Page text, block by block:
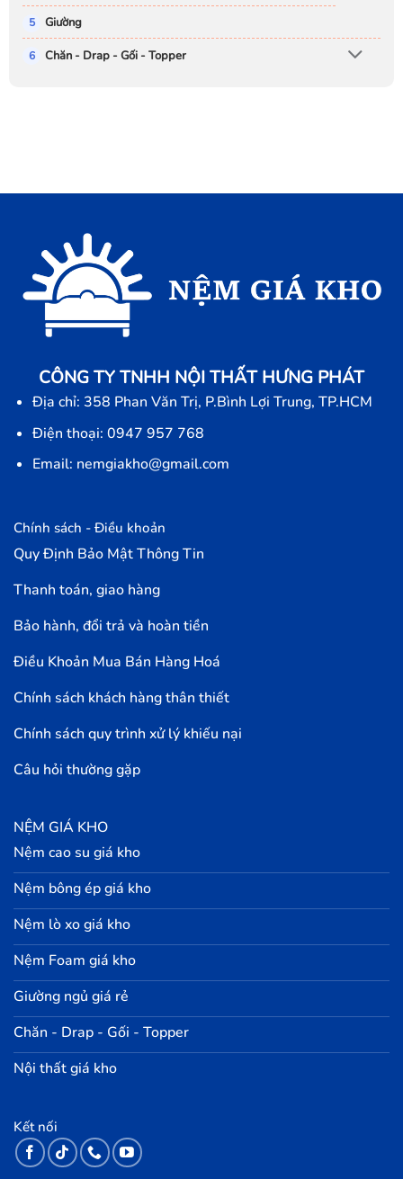
Giường
Chăn - Drap - Gối - Topper
CÔNG TY TNHH NỘI THẤT HƯNG PHÁT
Địa chỉ: 358 Phan Văn Trị, P.Bình Lợi Trung, TP.HCM
Điện thoại: 0947 957 768
Email: nemgiakho@gmail.com
Chính sách - Điều khoản
Quy Định Bảo Mật Thông Tin
Thanh toán, giao hàng
Bảo hành, đổi trả và hoàn tiền
Điều Khoản Mua Bán Hàng Hoá
Chính sách khách hàng thân thiết
Chính sách quy trình xử lý khiếu nại
Câu hỏi thường gặp
NỆM GIÁ KHO
Nệm cao su giá kho
Nệm bông ép giá kho
Nệm lò xo giá kho
Nệm Foam giá kho
Giường ngủ giá rẻ
Chăn - Drap - Gối - Topper
Nội thất giá kho
Kết nối